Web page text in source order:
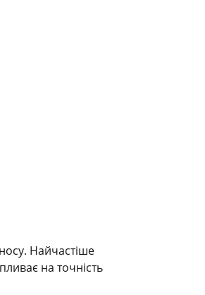
Найчастіше
на точність